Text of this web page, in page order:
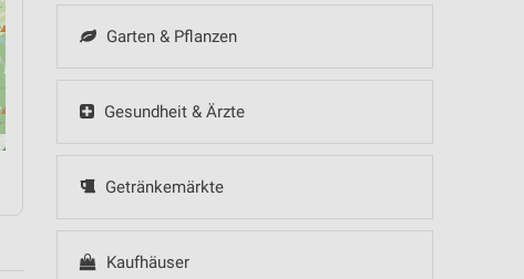
Garten & Pflanzen
Gesundheit & Ärzte
Getränkemärkte
Kaufhäuser